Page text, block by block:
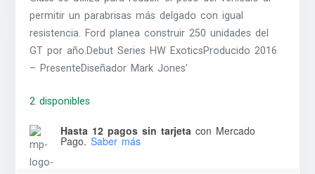
permitir un parabrisas más delgado con igual
resistencia. Ford planea construir 250 unidades del
GT por año.Debut Series HW ExoticsProducido 2016
– PresenteDiseñador Mark Jones’
2 disponibles
Hasta 12 pagos sin tarjeta con Mercado
Pago. Saber más